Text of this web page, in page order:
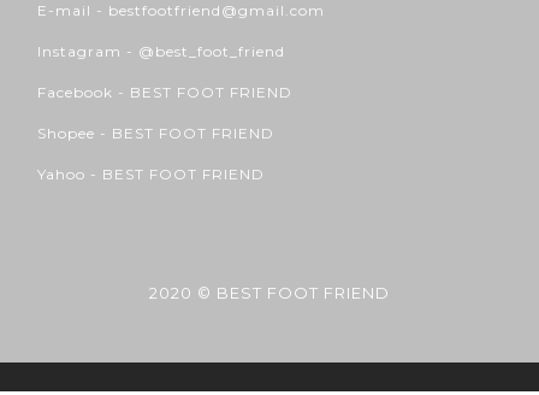
E-mail - bestfootfriend@gmail.com
Instagram - @best_foot_friend
Facebook - BEST FOOT FRIEND
Shopee - BEST FOOT FRIEND
Yahoo - BEST FOOT FRIEND
2020 © BEST FOOT FRIEND